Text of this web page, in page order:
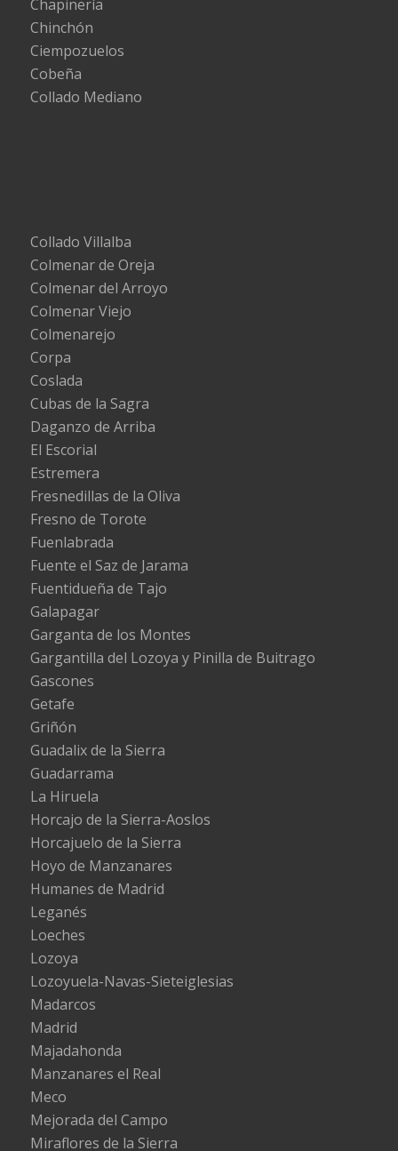
Chapinería
Chinchón
Ciempozuelos
Cobeña
Collado Mediano
Collado Villalba
Colmenar de Oreja
Colmenar del Arroyo
Colmenar Viejo
Colmenarejo
Corpa
Coslada
Cubas de la Sagra
Daganzo de Arriba
El Escorial
Estremera
Fresnedillas de la Oliva
Fresno de Torote
Fuenlabrada
Fuente el Saz de Jarama
Fuentidueña de Tajo
Galapagar
Garganta de los Montes
Gargantilla del Lozoya y Pinilla de Buitrago
Gascones
Getafe
Griñón
Guadalix de la Sierra
Guadarrama
La Hiruela
Horcajo de la Sierra-Aoslos
Horcajuelo de la Sierra
Hoyo de Manzanares
Humanes de Madrid
Leganés
Loeches
Lozoya
Lozoyuela-Navas-Sieteiglesias
Madarcos
Madrid
Majadahonda
Manzanares el Real
Meco
Mejorada del Campo
Miraflores de la Sierra